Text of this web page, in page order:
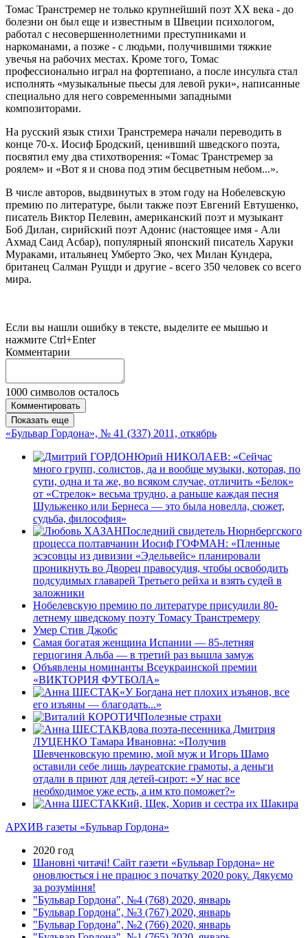
Томас Транстремер не только крупнейший поэт ХХ века - до
болезни он был еще и известным в Швеции психологом,
работал с несовершеннолетними преступниками и
наркоманами, а позже - с людьми, получившими тяжкие
увечья на рабочих местах. Кроме того, Томас
профессионально играл на фортепиано, а после инсульта стал
исполнять «музыкальные пьесы для левой руки», написанные
специально для него современными западными
композиторами.
На русский язык стихи Транстремера начали переводить в
конце 70-х. Иосиф Бродский, ценивший шведского поэта,
посвятил ему два стихотворения: «Томас Транстремер за
роялем» и «Вот я и снова под этим бесцветным небом...».
В числе авторов, выдвинутых в этом году на Нобелевскую
премию по литературе, были также поэт Евгений Евтушенко,
писатель Виктор Пелевин, американский поэт и музыкант
Боб Дилан, сирийский поэт Адонис (настоящее имя - Али
Ахмад Саид Асбар), популярный японский писатель Харуки
Мураками, итальянец Умберто Эко, чех Милан Кундера,
британец Салман Рушди и другие - всего 350 человек со всего
мира.
Если вы нашли ошибку в тексте, выделите ее мышью и
нажмите Ctrl+Enter
Комментарии
1000 символов осталось
Комментировать
Показать еще
«Бульвар Гордона», № 41 (337) 2011, откябрь
Юрий НИКОЛАЕВ: «Сейчас
много групп, солистов, да и вообще музыки, которая, по
сути, одна и та же, во всяком случае, отличить «Белок»
от «Стрелок» весьма трудно, а раньше каждая песня
Шульженко или Бернеса — это была новелла, сюжет,
судьба, философия»
Последний свидетель Нюрнбергского
процесса полтавчанин Иосиф ГОФМАН: «Пленные
эсэсовцы из дивизии «Эдельвейс» планировали
проникнуть во Дворец правосудия, чтобы освободить
подсудимых главарей Третьего рейха и взять судей в
заложники
Нобелевскую премию по литературе присудили 80-
летнему шведскому поэту Томасу Транстремеру
Умер Стив Джобс
Самая богатая женщина Испании — 85-летняя
герцогиня Альба — в третий раз вышла замуж
Объявлены номинанты Всеукраинской премии
«ВИКТОРИЯ ФУТБОЛА»
«У Богдана нет плохих изъянов, все
его изъяны — благодать...»
Полезные страхи
Вдова поэта-песенника Дмитрия
ЛУЦЕНКО Тамара Ивановна: «Получив
Шевченковскую премию, мой муж и Игорь Шамо
оставили себе лишь лауреатские грамоты, а деньги
отдали в приют для детей-сирот: «У нас все
необходимое уже есть, а им кто поможет?»
Кий, Щек, Хорив и сестра их Шакира
АРХИВ газеты «Бульвар Гордона»
2020 год
Шановні читачі! Сайт газети «Бульвар Гордона» не
оновлюється і не працює з початку 2020 року. Дякуємо
за розуміння!
"Бульвар Гордона", №4 (768) 2020, январь
"Бульвар Гордона", №3 (767) 2020, январь
"Бульвар Гордона", №2 (766) 2020, январь